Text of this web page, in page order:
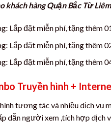
khách hàng Quận Bắc Từ
Lắp đặt miễn phí, tặng thêm
Lắp đặt miễn phí, tặng thêm
Lắp đặt miễn phí, tặng thêm
Truyền hình +
tương tác và nhiều dịch
dẫn người xem ,tích hợp dịch